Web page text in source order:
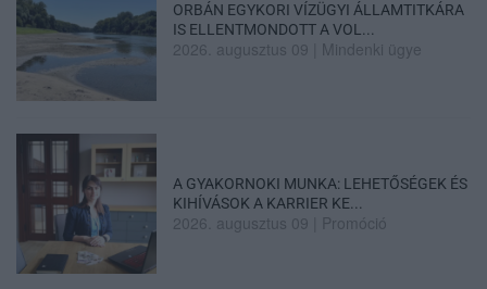
ORBÁN EGYKORI VÍZÜGYI ÁLLAMTITKÁRA
IS ELLENTMONDOTT A VOL...
2026. augusztus 09 Mindenki ügye
A GYAKORNOKI MUNKA: LEHETŐSÉGEK ÉS
KIHÍVÁSOK A KARRIER KE...
2026. augusztus 09 Promóció